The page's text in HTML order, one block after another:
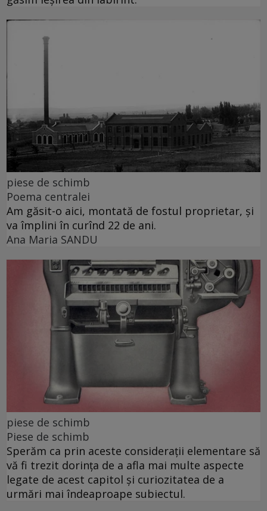
piese de schimb
Poema centralei
Am găsit-o aici, montată de fostul proprietar, și
va împlini în curînd 22 de ani.
Ana Maria SANDU
piese de schimb
Piese de schimb
Sperăm ca prin aceste considerații elementare să
vă fi trezit dorința de a afla mai multe aspecte
legate de acest capitol și curiozitatea de a
urmări mai îndeaproape subiectul.